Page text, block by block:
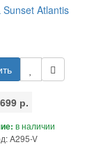
Atlantis
699 р.
в наличии
A295-V